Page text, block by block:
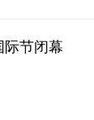
节闭幕